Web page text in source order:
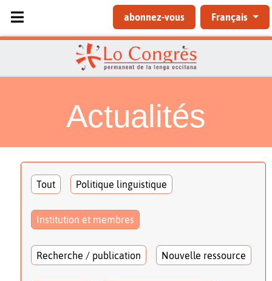
Sélectionnez votre langue
abonnez-vous Français
Actualités
Tout Politique linguistique
Institution et membres
Recherche / publication Nouvelle ressource